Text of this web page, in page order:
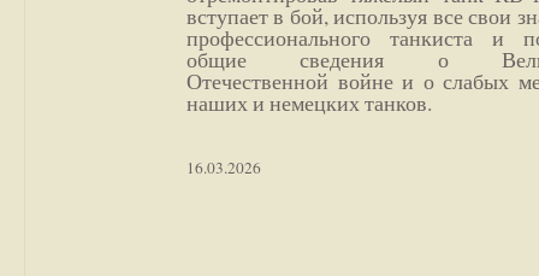
вступает в бой, используя все свои
профессионального танкиста и
общие сведения о
Отечественной войне и о слабых
наших и немецких танков.
16.03.2026